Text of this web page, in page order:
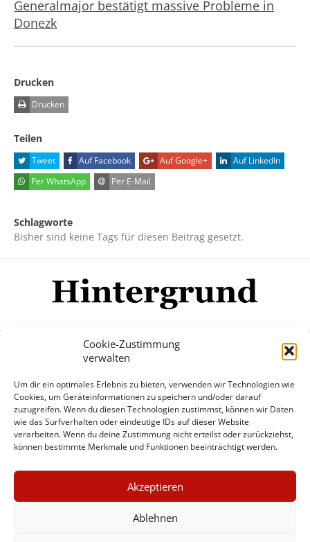
Cookie-Zustimmung
verwalten
Um dir ein optimales Erlebnis zu bieten, verwenden wir Technologien wie
Cookies, um Geräteinformationen zu speichern und/oder darauf
zuzugreifen. Wenn du diesen Technologien zustimmst, können wir Daten
wie das Surfverhalten oder eindeutige IDs auf dieser Website
verarbeiten. Wenn du deine Zustimmung nicht erteilst oder zurückziehst,
können bestimmte Merkmale und Funktionen beeinträchtigt werden.
Akzeptieren
Ablehnen
Generalmajor bestätigt massive Probleme in
Donezk
Drucken
Drucken
Teilen
Tweet Auf Facebook Auf Google+
Auf LinkedIn
Per WhatsApp
Per E-Mail
Schlagworte
Bisher sind keine Tags für diesen Beitrag gesetzt.
Mehr
© Copyright Hintergrund.de, 2015 - 2026
Zum Newsletter jetzt kostenlos
anmelden
erscheint ca. alle 4 Wochen
×